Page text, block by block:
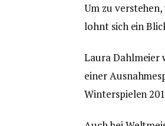
Um zu
lohnt sich ein
Laura Dahlmeier
einer
Winterspielen